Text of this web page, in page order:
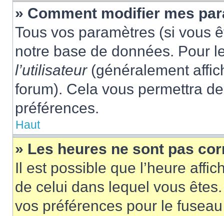
» Comment modifier mes
Tous vos paramètres (si vous
notre base de données. Pour
l’utilisateur(généralement
forum). Cela vous permettra
préférences.
Haut
» Les heures ne sont pas
Il est possible que l’heure
de celui dans lequel vous
vos préférences pour le